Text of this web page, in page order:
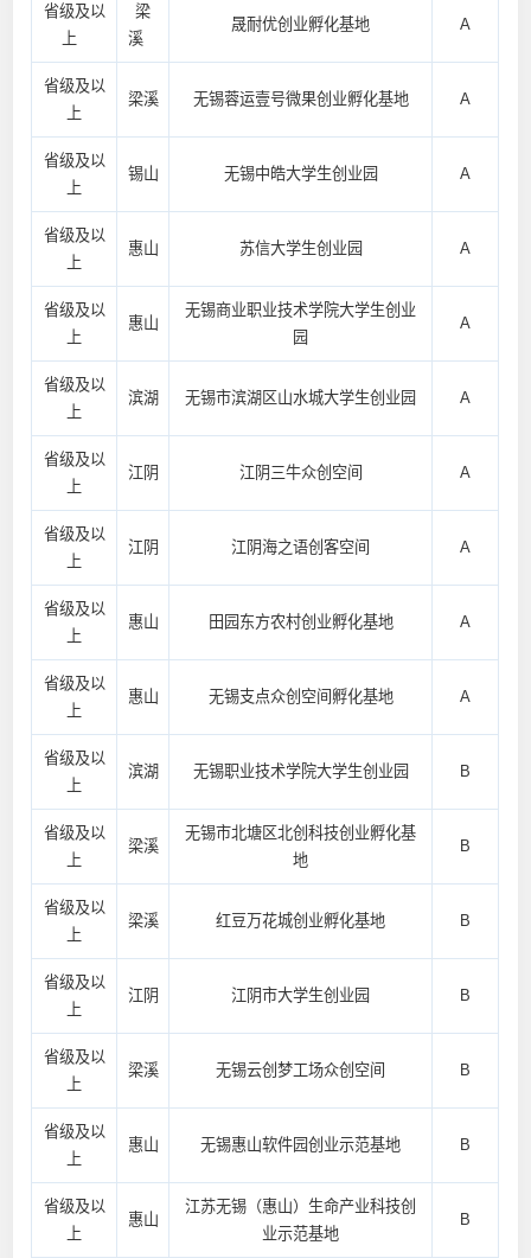
省级及以
上
梁
溪
晟耐优创业孵化基地 A
省级及以
上
梁溪 无锡蓉运壹号微果创业孵化基地 A
省级及以
上
锡山 无锡中皓大学生创业园 A
省级及以
上
惠山 苏信大学生创业园 A
省级及以
上
惠山
无锡商业职业技术学院大学生创业
园
A
省级及以
上
滨湖 无锡市滨湖区山水城大学生创业园 A
省级及以
上
江阴 江阴三牛众创空间 A
省级及以
上
江阴 江阴海之语创客空间 A
省级及以
上
惠山 田园东方农村创业孵化基地 A
省级及以
上
惠山 无锡支点众创空间孵化基地 A
省级及以
上
滨湖 无锡职业技术学院大学生创业园 B
省级及以
上
梁溪
无锡市北塘区北创科技创业孵化基
地
B
省级及以
上
梁溪 红豆万花城创业孵化基地 B
省级及以
上
江阴 江阴市大学生创业园 B
省级及以
上
梁溪 无锡云创梦工场众创空间 B
省级及以
上
惠山 无锡惠山软件园创业示范基地 B
省级及以
上
惠山
江苏无锡（惠山）生命产业科技创
业示范基地
B